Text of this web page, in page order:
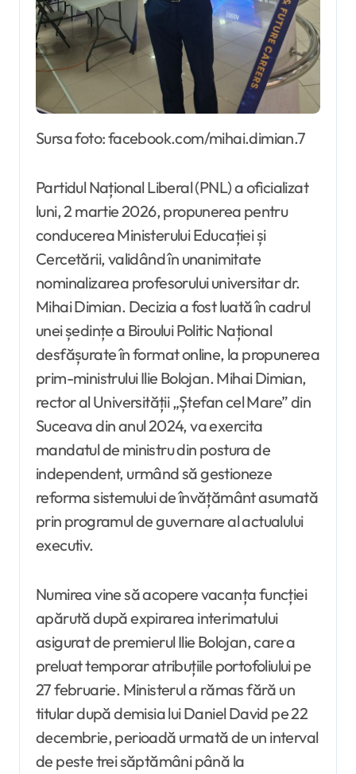
Sursa foto: facebook.com/mihai.dimian.7
Partidul Național Liberal (PNL) a oficializat
luni, 2 martie 2026, propunerea pentru
conducerea Ministerului Educației și
Cercetării, validând în unanimitate
nominalizarea profesorului universitar dr.
Mihai Dimian. Decizia a fost luată în cadrul
unei ședințe a Biroului Politic Național
desfășurate în format online, la propunerea
prim-ministrului Ilie Bolojan. Mihai Dimian,
rector al Universității „Ștefan cel Mare” din
Suceava din anul 2024, va exercita
mandatul de ministru din postura de
independent, urmând să gestioneze
reforma sistemului de învățământ asumată
prin programul de guvernare al actualului
executiv.
Numirea vine să acopere vacanța funcției
apărută după expirarea interimatului
asigurat de premierul Ilie Bolojan, care a
preluat temporar atribuțiile portofoliului pe
27 februarie. Ministerul a rămas fără un
titular după demisia lui Daniel David pe 22
decembrie, perioadă urmată de un interval
de peste trei săptămâni până la